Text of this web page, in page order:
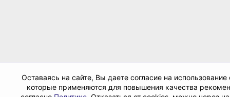
Оставаясь на сайте, Вы даете согласие на использование
которые применяются для повышения качества